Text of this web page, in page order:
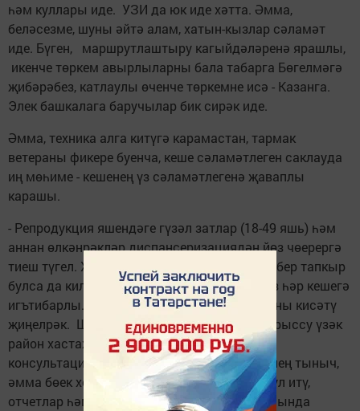
һәм куллары иде. УЗИ да юк иде хәтта. Әмма,
беләсезме, шуны әйтә алам, хатын-кызлар сәламәт
иде. Бүген, маршрутлаштыру кагыйдәләренә ярашлы,
икенче төркем авырлыларны бала табарга Бөгелмәгә
җибәрәбез, катлаулы өченче төркемне исә - Казанга.
Элек башкалага баручылар бик сирәк иде.
Әмма, техника алга китүгә карамастан, тармак
ветераны фикере буенча, кеше сәламәтлеген саклауда
иң мөһиме - кешенең үз сәламәтлегенә җаваплы
карашы.
- Репродукция яшендәге гүзәл затлар (18-49 яшь) һәм
аннан өлкәнрәкләр диспансеризациядән йөз чөерергә
тиеш түгел. Хатын-кызлар табибына елына бер тапкыр
булса да килегез! Бүген медицина кулай, без һәр кешегә
игътибарлы. Авыру билгеләрен көтмәгез - аны кисәтү
җиңелрәк. Шулай итеп, еллар дәвамында Урыссу үзәк
район хастаханәсенең хатын-кызлар
консультациясендәГүзәлия Әхмәдиева үзенең тыныч,
әмма бөек хезмәтен күрсәтә. Көндәлек кабул итү,
отчетлар һәм маршрутлаштыру ыгы-зыгысында